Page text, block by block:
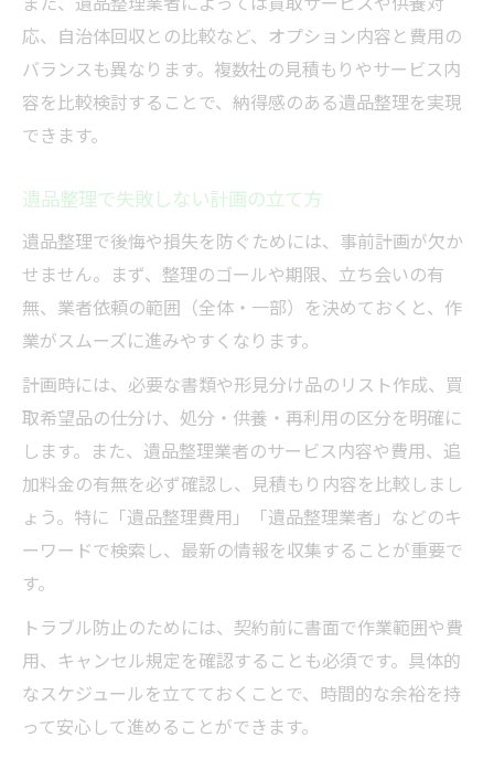
応、自治体回収との比較など、オプション内容と費用の
バランスも異なります。複数社の見積もりやサービス内
容を比較検討することで、納得感のある遺品整理を実現
できます。
遺品整理で失敗しない計画の立て方
遺品整理で後悔や損失を防ぐためには、事前計画が欠か
せません。まず、整理のゴールや期限、立ち会いの有
無、業者依頼の範囲（全体・一部）を決めておくと、作
業がスムーズに進みやすくなります。
計画時には、必要な書類や形見分け品のリスト作成、買
取希望品の仕分け、処分・供養・再利用の区分を明確に
します。また、遺品整理業者のサービス内容や費用、追
加料金の有無を必ず確認し、見積もり内容を比較しまし
ょう。特に「遺品整理費用」「遺品整理業者」などのキ
ーワードで検索し、最新の情報を収集することが重要で
す。
トラブル防止のためには、契約前に書面で作業範囲や費
用、キャンセル規定を確認することも必須です。具体的
なスケジュールを立てておくことで、時間的な余裕を持
って安心して進めることができます。